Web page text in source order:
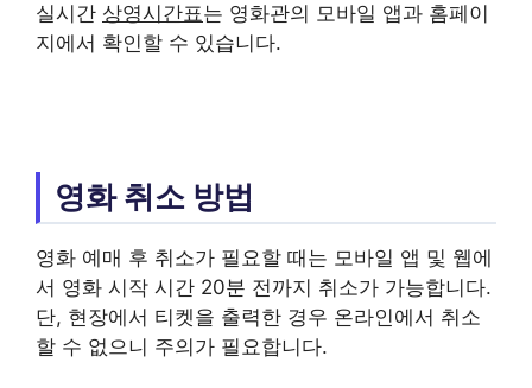
실시간 상영시간표는 영화관의 모바일 앱과 홈페이
지에서 확인할 수 있습니다.
영화 취소 방법
영화 예매 후 취소가 필요할 때는 모바일 앱 및 웹에
서 영화 시작 시간 20분 전까지 취소가 가능합니다.
단, 현장에서 티켓을 출력한 경우 온라인에서 취소
할 수 없으니 주의가 필요합니다.